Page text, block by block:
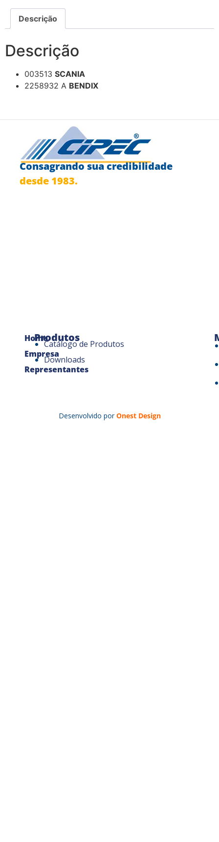
Descrição
Descrição
003513 SCANIA
2258932 A BENDIX
Consagrando sua credibilidade
desde 1983.
Home
Empresa
Representantes
Produtos
Catálogo de Produtos
Downloads
Desenvolvido por Onest Design